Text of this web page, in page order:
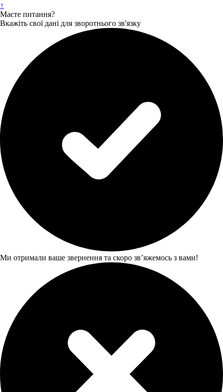
↑
Маєте питання?
Вкажіть свої дані для зворотнього зв'язку
Ми отримали ваше звернення та скоро звʼяжемось з вами!